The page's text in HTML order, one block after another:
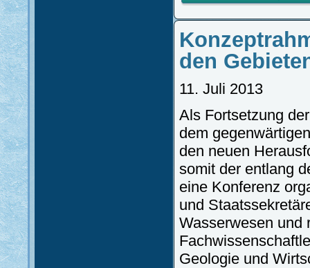
den
11. Juli 2013
Als Fortsetzung
dem
den neuen
somit der entlang
eine Konferenz
und
Wasserwesen und
Geologie und